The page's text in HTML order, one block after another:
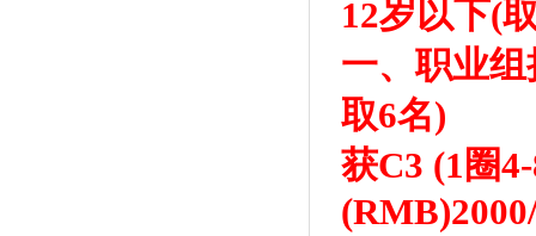
12岁以下(
一、职业
取6名)
获C3 (1圈